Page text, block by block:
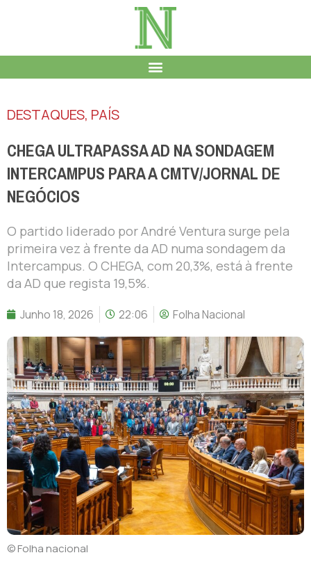
DESTAQUES, PAÍS
CHEGA ULTRAPASSA AD NA SONDAGEM
INTERCAMPUS PARA A CMTV/JORNAL DE
NEGÓCIOS
O partido liderado por André Ventura surge pela
primeira vez à frente da AD numa sondagem da
Intercampus. O CHEGA, com 20,3%, está à frente
da AD que regista 19,5%.
Junho 18, 2026 22:06 Folha Nacional
© Folha nacional